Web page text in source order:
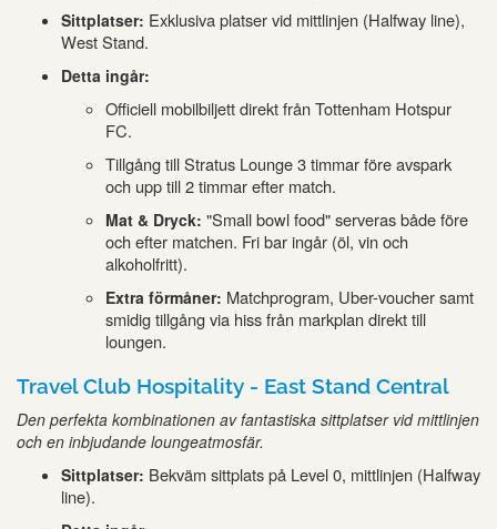
Sittplatser: Exklusiva platser vid mittlinjen (Halfway line),
West Stand.
Detta ingår:
Officiell mobilbiljett direkt från Tottenham Hotspur
FC.
Tillgång till Stratus Lounge 3 timmar före avspark
och upp till 2 timmar efter match.
Mat & Dryck: "Small bowl food" serveras både före
och efter matchen. Fri bar ingår (öl, vin och
alkoholfritt).
Extra förmåner: Matchprogram, Uber-voucher samt
smidig tillgång via hiss från markplan direkt till
loungen.
Travel Club Hospitality - East Stand Central
Den perfekta kombinationen av fantastiska sittplatser vid mittlinjen
och en inbjudande loungeatmosfär.
Sittplatser: Bekväm sittplats på Level 0, mittlinjen (Halfway
line).